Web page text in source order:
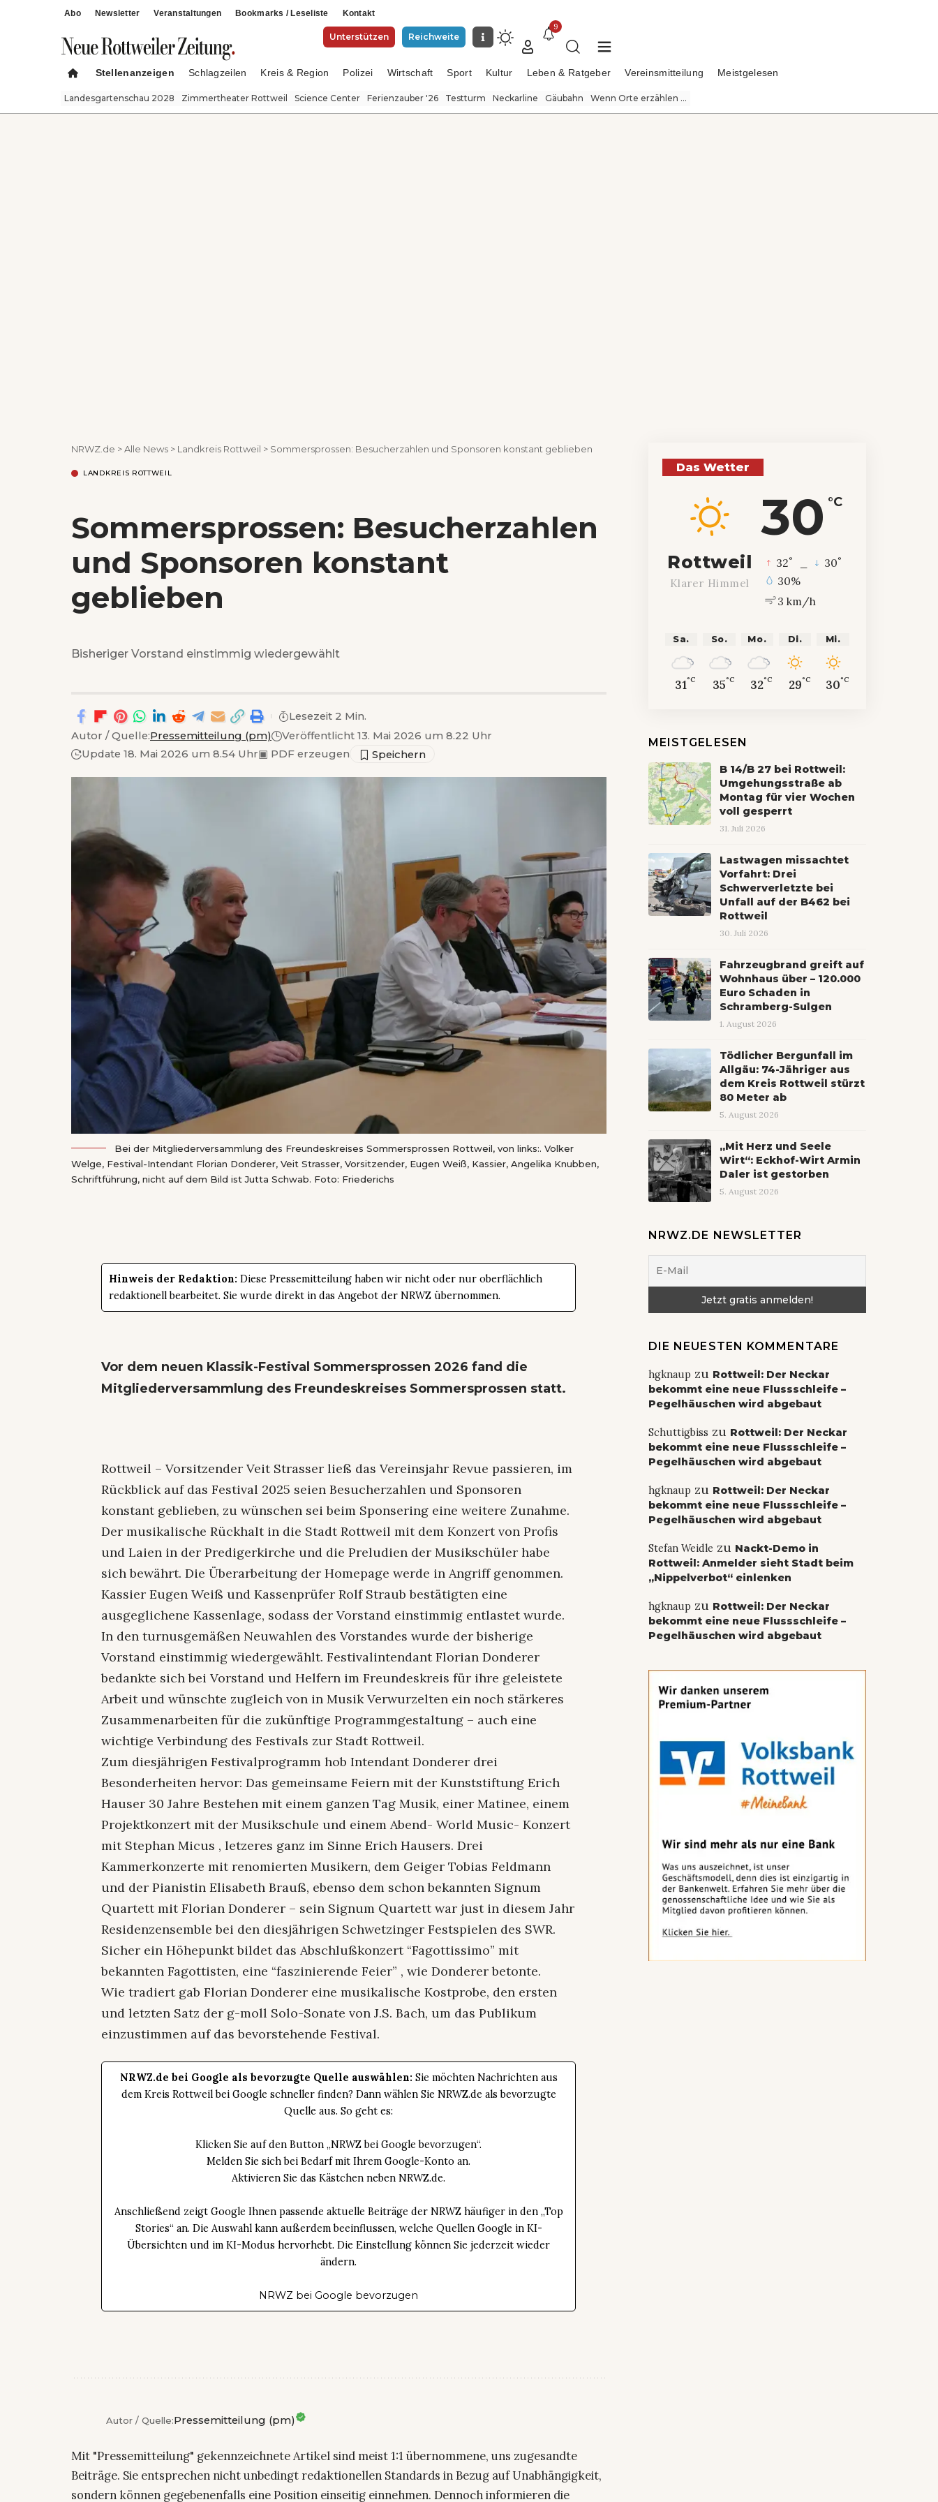
Abo Newsletter Veranstaltungen Bookmarks / Leseliste Kontakt
Unterstützen Reichweite
9
Stellenanzeigen Schlagzeilen Kreis & Region Polizei Wirtschaft Sport Kultur Leben & Ratgeber Vereinsmitteilung Meistgelesen
Landesgartenschau 2028 Zimmertheater Rottweil Science Center Ferienzauber '26 Testturm Neckarline Gäubahn Wenn Orte erzählen ...
NRWZ.de >Alle News > Landkreis Rottweil > Sommersprossen: Besucherzahlen und Sponsoren konstant geblieben
LANDKREIS ROTTWEIL
Sommersprossen: Besucherzahlen
und Sponsoren konstant
geblieben
Bisheriger Vorstand einstimmig wiedergewählt
Autor / Quelle:Pressemitteilung (pm)
Veröffentlicht 13. Mai 2026 um 8.22 Uhr
Update 18. Mai 2026 um 8.54 Uhr▣ PDF erzeugen
Lesezeit 2 Min.
Bei der Mitgliederversammlung des Freundeskreises Sommersprossen Rottweil, von links:. Volker
Welge, Festival-Intendant Florian Donderer, Veit Strasser, Vorsitzender, Eugen Weiß, Kassier, Angelika Knubben,
Schriftführung, nicht auf dem Bild ist Jutta Schwab. Foto: Friederichs
Hinweis der Redaktion: Diese Pressemitteilung haben wir nicht oder nur oberflächlich
redaktionell bearbeitet. Sie wurde direkt in das Angebot der NRWZ übernommen.
Vor dem neuen Klassik-Festival Sommersprossen 2026 fand die
Mitgliederversammlung des Freundeskreises Sommersprossen statt.
Rottweil – Vorsitzender Veit Strasser ließ das Vereinsjahr Revue passieren, im
Rückblick auf das Festival 2025 seien Besucherzahlen und Sponsoren
konstant geblieben, zu wünschen sei beim Sponsering eine weitere Zunahme.
Der musikalische Rückhalt in die Stadt Rottweil mit dem Konzert von Profis
und Laien in der Predigerkirche und die Preludien der Musikschüler habe
sich bewährt. Die Überarbeitung der Homepage werde in Angriff genommen.
Kassier Eugen Weiß und Kassenprüfer Rolf Straub bestätigten eine
ausgeglichene Kassenlage, sodass der Vorstand einstimmig entlastet wurde.
In den turnusgemäßen Neuwahlen des Vorstandes wurde der bisherige
Vorstand einstimmig wiedergewählt. Festivalintendant Florian Donderer
bedankte sich bei Vorstand und Helfern im Freundeskreis für ihre geleistete
Arbeit und wünschte zugleich von in Musik Verwurzelten ein noch stärkeres
Zusammenarbeiten für die zukünftige Programmgestaltung – auch eine
wichtige Verbindung des Festivals zur Stadt Rottweil.
Zum diesjährigen Festivalprogramm hob Intendant Donderer drei
Besonderheiten hervor: Das gemeinsame Feiern mit der Kunststiftung Erich
Hauser 30 Jahre Bestehen mit einem ganzen Tag Musik, einer Matinee, einem
Projektkonzert mit der Musikschule und einem Abend- World Music- Konzert
mit Stephan Micus , letzeres ganz im Sinne Erich Hausers. Drei
Kammerkonzerte mit renomierten Musikern, dem Geiger Tobias Feldmann
und der Pianistin Elisabeth Brauß, ebenso dem schon bekannten Signum
Quartett mit Florian Donderer – sein Signum Quartett war just in diesem Jahr
Residenzensemble bei den diesjährigen Schwetzinger Festspielen des SWR.
Sicher ein Höhepunkt bildet das Abschlußkonzert “Fagottissimo” mit
bekannten Fagottisten, eine “faszinierende Feier” , wie Donderer betonte.
Wie tradiert gab Florian Donderer eine musikalische Kostprobe, den ersten
und letzten Satz der g-moll Solo-Sonate von J.S. Bach, um das Publikum
einzustimmen auf das bevorstehende Festival.
NRWZ.de bei Google als bevorzugte Quelle auswählen: Sie möchten Nachrichten aus
dem Kreis Rottweil bei Google schneller finden? Dann wählen Sie NRWZ.de als bevorzugte
Quelle aus. So geht es:
Klicken Sie auf den Button „NRWZ bei Google bevorzugen“.
Melden Sie sich bei Bedarf mit Ihrem Google-Konto an.
Aktivieren Sie das Kästchen neben NRWZ.de.
Anschließend zeigt Google Ihnen passende aktuelle Beiträge der NRWZ häufiger in den „Top
Stories“ an. Die Auswahl kann außerdem beeinflussen, welche Quellen Google in KI-
Übersichten und im KI-Modus hervorhebt. Die Einstellung können Sie jederzeit wieder
ändern.
NRWZ bei Google bevorzugen
Autor / Quelle:Pressemitteilung (pm)
Mit "Pressemitteilung" gekennzeichnete Artikel sind meist 1:1 übernommene, uns zugesandte
Beiträge. Sie entsprechen nicht unbedingt redaktionellen Standards in Bezug auf Unabhängigkeit,
sondern können gegebenenfalls eine Position einseitig einnehmen. Dennoch informieren die
Das Wetter
30 °C
Rottweil
Klarer Himmel
32° 30°
30%
3 km/h
Sa.
31°C
So.
35°C
Mo.
32°C
Di.
29°C
Mi.
30°C
MEISTGELESEN
B 14/B 27 bei Rottweil:
Umgehungsstraße ab
Montag für vier Wochen
voll gesperrt
31. Juli 2026
Lastwagen missachtet
Vorfahrt: Drei
Schwerverletzte bei
Unfall auf der B462 bei
Rottweil
30. Juli 2026
Fahrzeugbrand greift auf
Wohnhaus über – 120.000
Euro Schaden in
Schramberg-Sulgen
1. August 2026
Tödlicher Bergunfall im
Allgäu: 74-Jähriger aus
dem Kreis Rottweil stürzt
80 Meter ab
5. August 2026
„Mit Herz und Seele
Wirt“: Eckhof-Wirt Armin
Daler ist gestorben
5. August 2026
NRWZ.DE NEWSLETTER
DIE NEUESTEN KOMMENTARE
hgknaupzu Rottweil: Der Neckar
bekommt eine neue Flussschleife –
Pegelhäuschen wird abgebaut
Schuttigbiss zu Rottweil: Der Neckar
bekommt eine neue Flussschleife –
Pegelhäuschen wird abgebaut
hgknaupzu Rottweil: Der Neckar
bekommt eine neue Flussschleife –
Pegelhäuschen wird abgebaut
Stefan Weidle zu Nackt-Demo in
Rottweil: Anmelder sieht Stadt beim
„Nippelverbot“ einlenken
hgknaupzu Rottweil: Der Neckar
bekommt eine neue Flussschleife –
Pegelhäuschen wird abgebaut